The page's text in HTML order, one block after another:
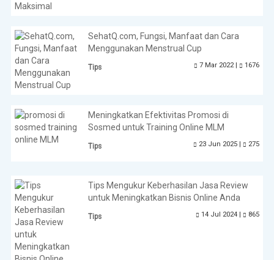
SehatQ.com, Fungsi, Manfaat dan Cara
Menggunakan Menstrual Cup
Tips 7 Mar 2022 | 1676
Meningkatkan Efektivitas Promosi di
Sosmed untuk Training Online MLM
Tips 23 Jun 2025 | 275
Tips Mengukur Keberhasilan Jasa Review
untuk Meningkatkan Bisnis Online Anda
Tips 14 Jul 2024 | 865